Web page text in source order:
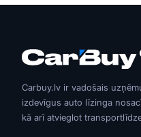
Carbuy.lv ir vadošais
izdevīgus auto līzinga
kā arī atvieglot